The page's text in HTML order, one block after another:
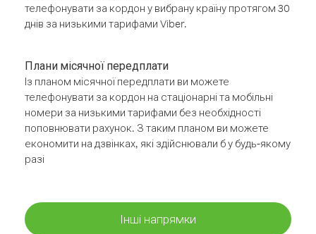
телефонувати за кордон у вибрану країну протягом 30
днів за низькими тарифами Viber.
Плани місячної передплати
Із планом місячної передплати ви можете
телефонувати за кордон на стаціонарні та мобільні
номери за низькими тарифами без необхідності
поповнювати рахунок. З таким планом ви можете
економити на дзвінках, які здійснювали б у будь-якому
разі
Інші напрямки